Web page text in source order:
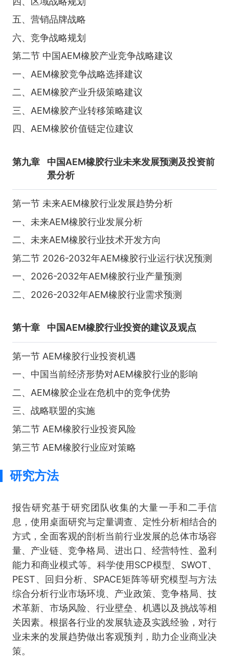
五、营销品牌战略
六、竞争战略规划
第二节 中国AEM橡胶产业竞争战略建议
一、AEM橡胶竞争战略选择建议
二、AEM橡胶产业升级策略建议
三、AEM橡胶产业转移策略建议
四、AEM橡胶价值链定位建议
第九章
中国AEM橡胶行业未来发展预测及投资前
景分析
第一节 未来AEM橡胶行业发展趋势分析
一、未来AEM橡胶行业发展分析
二、未来AEM橡胶行业技术开发方向
第二节 2026-2032年AEM橡胶行业运行状况预测
一、2026-2032年AEM橡胶行业产量预测
二、2026-2032年AEM橡胶行业需求预测
第十章 中国AEM橡胶行业投资的建议及观点
第一节 AEM橡胶行业投资机遇
一、中国当前经济形势对AEM橡胶行业的影响
二、AEM橡胶企业在危机中的竞争优势
三、战略联盟的实施
第二节 AEM橡胶行业投资风险
第三节 AEM橡胶行业应对策略
研究方法
报告研究基于研究团队收集的大量一手和二手信
息，使用桌面研究与定量调查、定性分析相结合的
方式，全面客观的剖析当前行业发展的总体市场容
量、产业链、竞争格局、进出口、经营特性、盈利
能力和商业模式等。科学使用SCP模型、SWOT、
PEST、回归分析、SPACE矩阵等研究模型与方法
综合分析行业市场环境、产业政策、竞争格局、技
术革新、市场风险、行业壁垒、机遇以及挑战等相
关因素。根据各行业的发展轨迹及实践经验，对行
业未来的发展趋势做出客观预判，助力企业商业决
策。